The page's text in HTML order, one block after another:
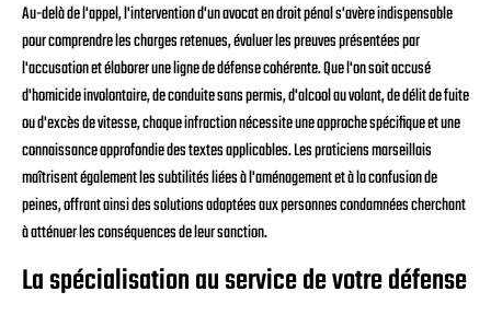
Au-delà de l'appel, l'intervention d'un avocat en droit pénal s'avère indispensable
pour comprendre les charges retenues, évaluer les preuves présentées par
l'accusation et élaborer une ligne de défense cohérente. Que l'on soit accusé
d'homicide involontaire, de conduite sans permis, d'alcool au volant, de délit de fuite
ou d'excès de vitesse, chaque infraction nécessite une approche spécifique et une
connaissance approfondie des textes applicables. Les praticiens marseillais
maîtrisent également les subtilités liées à l'aménagement et à la confusion de
peines, offrant ainsi des solutions adaptées aux personnes condamnées cherchant
à atténuer les conséquences de leur sanction.
La spécialisation au service de votre défense